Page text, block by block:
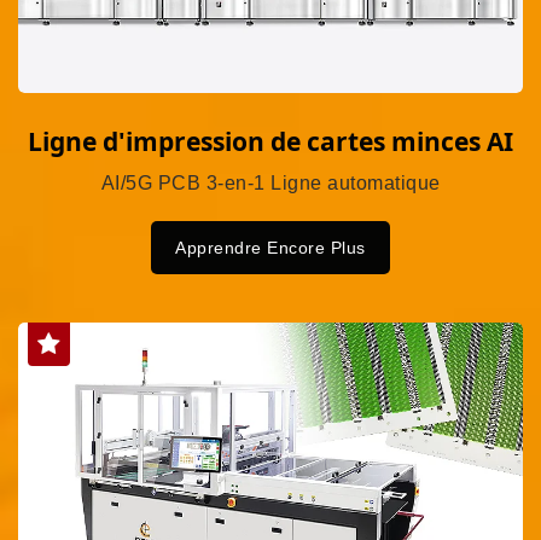
Ligne d'impression de cartes minces AI
AI/5G PCB 3-en-1 Ligne automatique
Apprendre Encore Plus